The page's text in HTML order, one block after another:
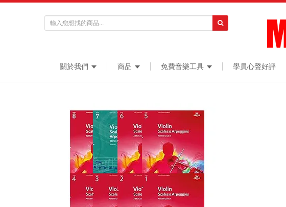
關於我們 商品 免費音樂工具 學員心聲好評